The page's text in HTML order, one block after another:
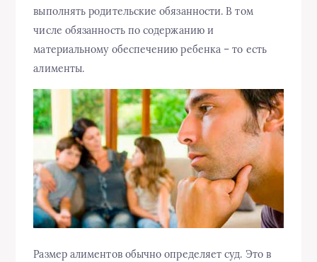
выполнять родительские обязанности. В том
числе обязанность по содержанию и
материальному обеспечению ребенка – то есть
алименты.
Размер алиментов обычно определяет суд. Это в